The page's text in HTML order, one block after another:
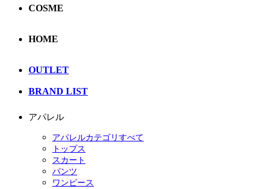
COSME
HOME
OUTLET
BRAND LIST
アパレル
アパレルカテゴリすべて
トップス
スカート
パンツ
ワンピース